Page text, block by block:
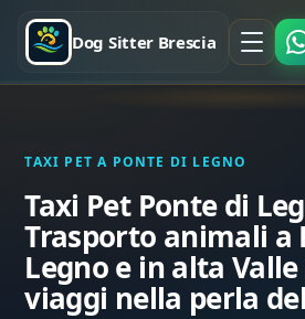
Dog Sitter Brescia
TAXI PET A PONTE DI LEGNO
Taxi Pet Ponte di
Trasporto animali a
Legno e in alta
viaggi nella perla